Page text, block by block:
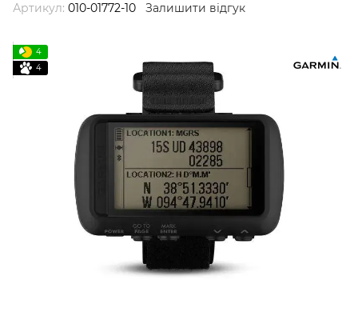
Артикул: 010-01772-10 Залишити відгук
4
4